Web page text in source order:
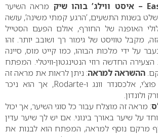
– איסט ווילג’ בוהו שיק מראה השיער
בשנות התשעים, ’הרגע קמתי משינה’, עושה
האופנה של החורף, אולם הפעם הסטייל
מקבל טוויסט של גימור רך ושובב יותר. זהו
על ידי מלכות הבוהו, כמו קייט מוס, סיינה
החדשה רוזי הנטינגטון-וויטלי. המפתח
ההשראה למראה: ניתן לראות את מראה זה
אלכסנדר וונג ו-Rodarte, אך הוא ניכר
ולונדון.
: מראה זה מוצלח עבור כל סוגי השיער, אך יכול
על שיער באורך בינוני. אם יש לך שיער עדין
מרקם נוסף למראה, המפתח הוא לבנות את